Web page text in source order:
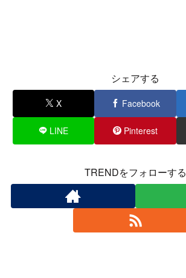
シェアする
X Facebook
LINE Pinterest
TRENDをフォローする